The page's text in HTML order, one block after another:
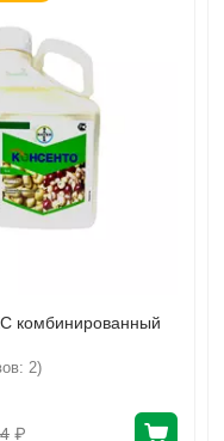
комбинированный
2)
₽